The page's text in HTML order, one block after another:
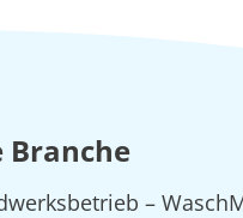
Branche
–